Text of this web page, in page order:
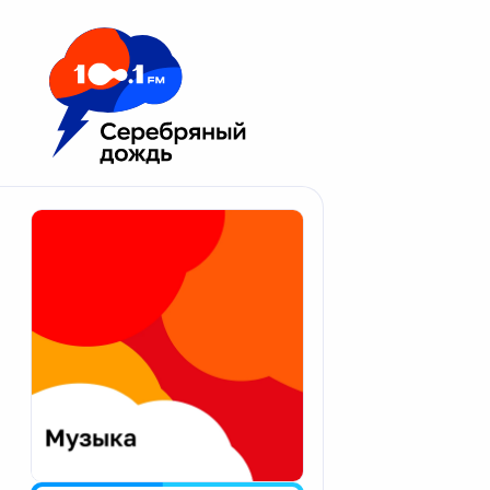
Москва 100.1 FM
Апатиты
Екатеринбург
Калининград
Калуга